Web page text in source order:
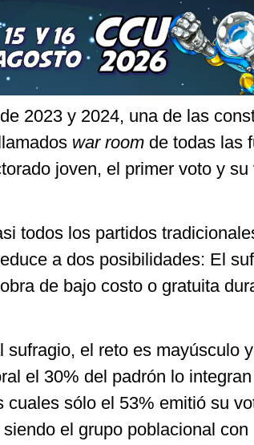
2023 y 2024, una de las
war room de todas las
joven, el primer voto y su
todos los partidos
a dos posibilidades: El
de bajo costo o gratuita
el reto es mayúsculo
el 30% del padrón lo integran
sólo el 53% emitió su
el grupo poblacional con